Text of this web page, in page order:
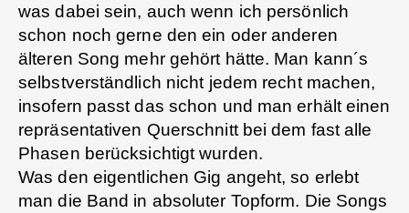
was dabei sein, auch wenn ich persönlich
schon noch gerne den ein oder anderen
älteren Song mehr gehört hätte. Man kann´s
selbstverständlich nicht jedem recht machen,
insofern passt das schon und man erhält einen
repräsentativen Querschnitt bei dem fast alle
Phasen berücksichtigt wurden.
Was den eigentlichen Gig angeht, so erlebt
man die Band in absoluter Topform. Die Songs